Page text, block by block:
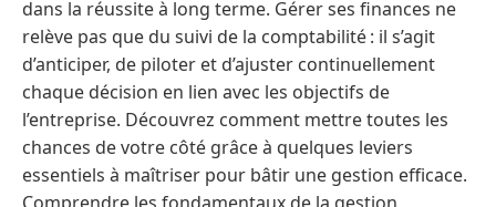
dans la réussite à long terme. Gérer ses finances ne
relève pas que du suivi de la comptabilité : il s’agit
d’anticiper, de piloter et d’ajuster continuellement
chaque décision en lien avec les objectifs de
l’entreprise. Découvrez comment mettre toutes les
chances de votre côté grâce à quelques leviers
essentiels à maîtriser pour bâtir une gestion efficace.